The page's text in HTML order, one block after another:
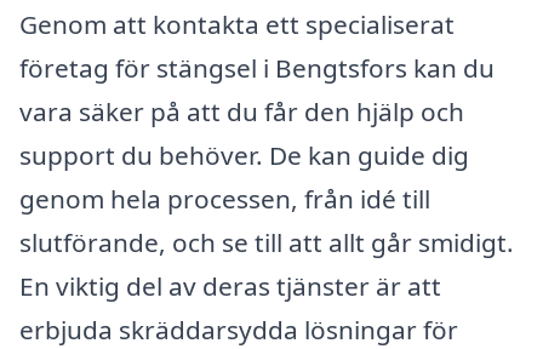
Genom att kontakta ett specialiserat
företag för stängsel i Bengtsfors kan du
vara säker på att du får den hjälp och
support du behöver. De kan guide dig
genom hela processen, från idé till
slutförande, och se till att allt går smidigt.
En viktig del av deras tjänster är att
erbjuda skräddarsydda lösningar för